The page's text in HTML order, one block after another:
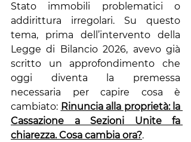
Stato immobili problematici o
addirittura irregolari. Su questo
tema, prima dell’intervento della
Legge di Bilancio 2026, avevo già
scritto un approfondimento che
oggi diventa la premessa
necessaria per capire cosa è
cambiato: Rinuncia alla proprietà: la
Cassazione a Sezioni Unite fa
chiarezza. Cosa cambia ora?.